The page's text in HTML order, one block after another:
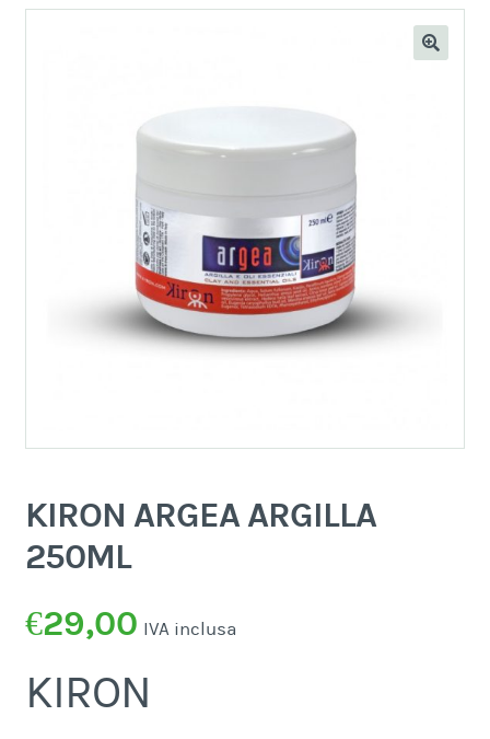
KIRON ARGEA ARGILLA
250ML
€29,00 IVA inclusa
KIRON